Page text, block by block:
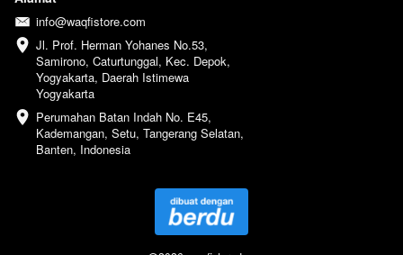
info@waqfistore.com
Jl. Prof. Herman Yohanes No.53,
Samirono, Caturtunggal, Kec. Depok,
Yogyakarta, Daerah Istimewa
Yogyakarta
Perumahan Batan Indah No. E45,
Kademangan, Setu, Tangerang Selatan,
Banten, Indonesia